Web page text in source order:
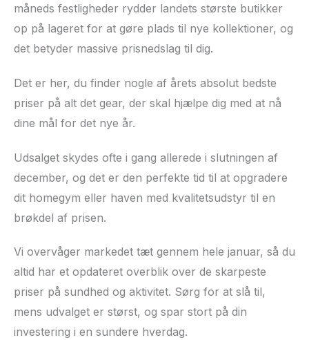
måneds festligheder rydder landets største butikker
op på lageret for at gøre plads til nye kollektioner, og
det betyder massive prisnedslag til dig.
Det er her, du finder nogle af årets absolut bedste
priser på alt det gear, der skal hjælpe dig med at nå
dine mål for det nye år.
Udsalget skydes ofte i gang allerede i slutningen af
december, og det er den perfekte tid til at opgradere
dit homegym eller haven med kvalitetsudstyr til en
brøkdel af prisen.
Vi overvåger markedet tæt gennem hele januar, så du
altid har et opdateret overblik over de skarpeste
priser på sundhed og aktivitet. Sørg for at slå til,
mens udvalget er størst, og spar stort på din
investering i en sundere hverdag.